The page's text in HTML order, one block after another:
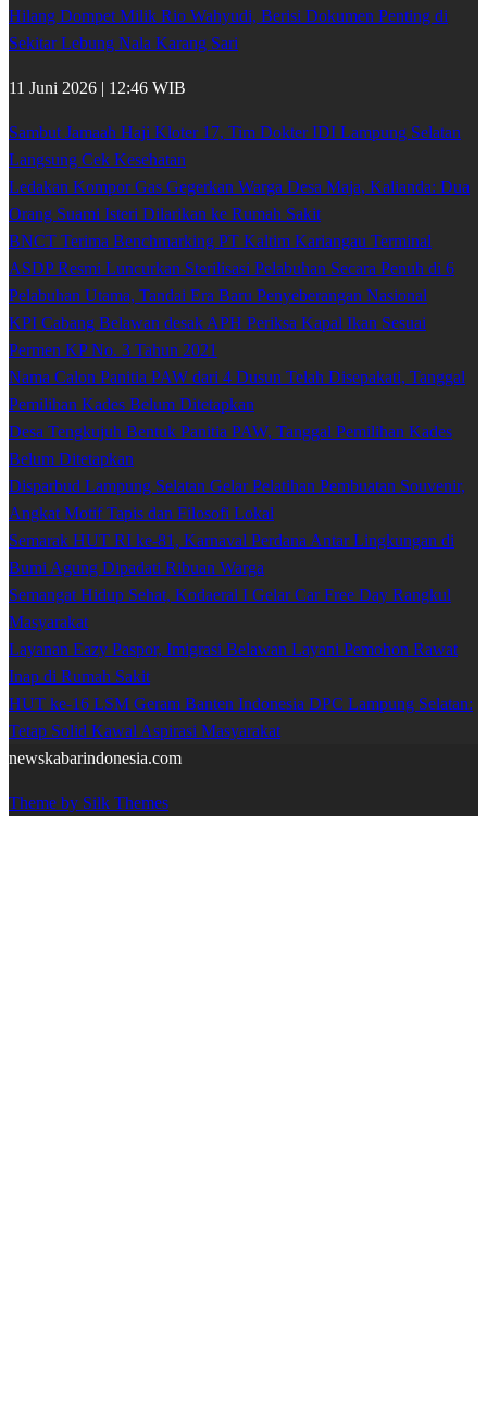
Hilang Dompet Milik Rio Wahyudi, Berisi Dokumen Penting di
Sekitar Lebung Nala Karang Sari
11 Juni 2026 | 12:46 WIB
Sambut Jamaah Haji Kloter 17, Tim Dokter IDI Lampung Selatan
Langsung Cek Kesehatan
Ledakan Kompor Gas Gegerkan Warga Desa Maja, Kalianda: Dua
Orang Suami Isteri Dilarikan ke Rumah Sakit
BNCT Terima Benchmarking PT Kaltim Kariangau Terminal
ASDP Resmi Luncurkan Sterilisasi Pelabuhan Secara Penuh di 6
Pelabuhan Utama, Tandai Era Baru Penyeberangan Nasional
KPI Cabang Belawan desak APH Periksa Kapal Ikan Sesuai
Permen KP No. 3 Tahun 2021
Nama Calon Panitia PAW dari 4 Dusun Telah Disepakati, Tanggal
Pemilihan Kades Belum Ditetapkan
Desa Tengkujuh Bentuk Panitia PAW, Tanggal Pemilihan Kades
Belum Ditetapkan
Disparbud Lampung Selatan Gelar Pelatihan Pembuatan Souvenir,
Angkat Motif Tapis dan Filosofi Lokal
Semarak HUT RI ke-81, Karnaval Perdana Antar Lingkungan di
Bumi Agung Dipadati Ribuan Warga
Semangat Hidup Sehat, Kodaeral I Gelar Car Free Day Rangkul
Masyarakat
Layanan Eazy Paspor, Imigrasi Belawan Layani Pemohon Rawat
Inap di Rumah Sakit
HUT ke-16 LSM Geram Banten Indonesia DPC Lampung Selatan:
Tetap Solid Kawal Aspirasi Masyarakat
newskabarindonesia.com
Theme by Silk Themes